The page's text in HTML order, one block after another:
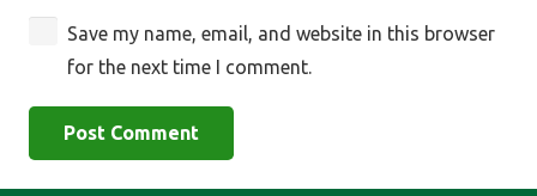
Save my name, email, and website in this browser
for the next time I comment.
Post Comment